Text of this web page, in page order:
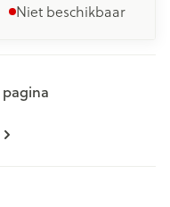
Niet beschikbaar
pagina